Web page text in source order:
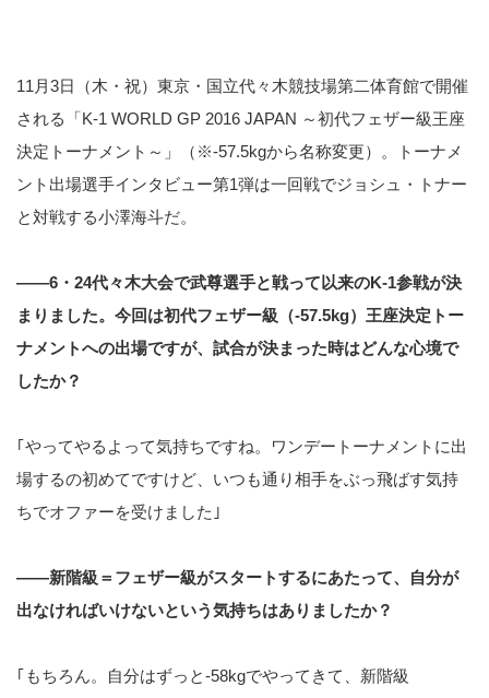
11月3日（木・祝）東京・国立代々木競技場第二体育館で開催
される「K-1 WORLD GP 2016 JAPAN ～初代フェザー級王座
決定トーナメント～」（※-57.5kgから名称変更）。トーナメ
ント出場選手インタビュー第1弾は一回戦でジョシュ・トナー
と対戦する小澤海斗だ。
――6・24代々木大会で武尊選手と戦って以来のK-1参戦が決
まりました。今回は初代フェザー級（-57.5kg）王座決定トー
ナメントへの出場ですが、試合が決まった時はどんな心境で
したか？
｢やってやるよって気持ちですね。ワンデートーナメントに出
場するの初めてですけど、いつも通り相手をぶっ飛ばす気持
ちでオファーを受けました｣
――新階級＝フェザー級がスタートするにあたって、自分が
出なければいけないという気持ちはありましたか？
｢もちろん。自分はずっと-58kgでやってきて、新階級